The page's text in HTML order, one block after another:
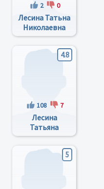
2 0
Лесина Татьна
Николаевна
4.8
108 7
Лесина
Татьяна
Николаевна
5